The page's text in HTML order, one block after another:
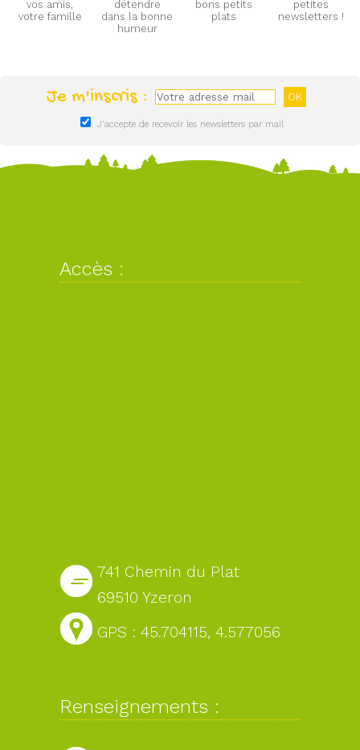
vos amis,
votre famille
détendre
dans la bonne
humeur
bons petits
plats
petites
newsletters !
Je m'inscris :
J'accepte de recevoir les newsletters par mail
Accès :
741 Chemin du Plat
69510 Yzeron
GPS : 45.704115, 4.577056
Renseignements :